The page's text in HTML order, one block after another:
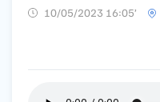
10/05/2023 16:05’